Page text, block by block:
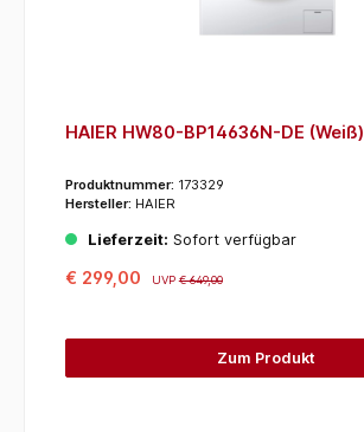
HAIER HW80-BP14636N-DE (Weiß)
Produktnummer: 173329
Hersteller: HAIER
Lieferzeit: Sofort verfügbar
€ 299,00 UVP€ 649,00
Zum Produkt